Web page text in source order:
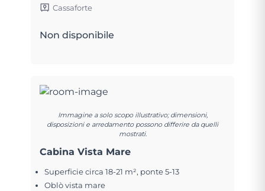
Cassaforte
Non disponibile
Immagine a solo scopo illustrativo; dimensioni,
disposizioni e arredamento possono differire da quelli
mostrati.
Cabina Vista Mare
Superficie circa 18-21 m², ponte 5-13
Oblò vista mare